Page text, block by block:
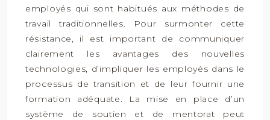
employés qui sont habitués aux méthodes de
travail traditionnelles. Pour surmonter cette
résistance, il est important de communiquer
clairement les avantages des nouvelles
technologies, d’impliquer les employés dans le
processus de transition et de leur fournir une
formation adéquate. La mise en place d’un
système de soutien et de mentorat peut